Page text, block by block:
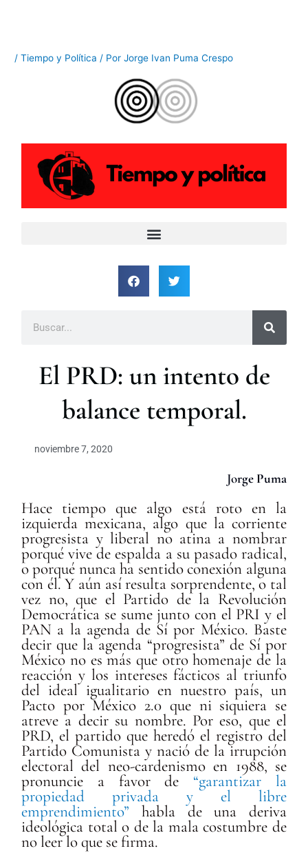
/Tiempo y Política / PorJorge Ivan Puma Crespo
El PRD: un intento de
balance temporal.
noviembre 7, 2020
Jorge Puma
Hace tiempo que algo está roto en la
izquierda mexicana, algo que la corriente
progresista y liberal no atina a nombrar
porqué vive de espalda a su pasado radical,
o porqué nunca ha sentido conexión alguna
con él. Y aún así resulta sorprendente, o tal
vez no, que el Partido de la Revolución
Democrática se sume junto con el PRI y el
PAN a la agenda de Sí por México. Baste
decir que la agenda “progresista” de Sí por
México no es más que otro homenaje de la
reacción y los intereses fácticos al triunfo
del ideal igualitario en nuestro país, un
Pacto por México 2.0 que ni siquiera se
atreve a decir su nombre. Por eso, que el
PRD, el partido que heredó el registro del
Partido Comunista y nació de la irrupción
electoral del neo-cardenismoen 1988, se
pronuncie a favor de “garantizar la
propiedad privada y el libre
emprendimiento” habla de una deriva
ideológica total o de la mala costumbre de
no leer lo que se firma.